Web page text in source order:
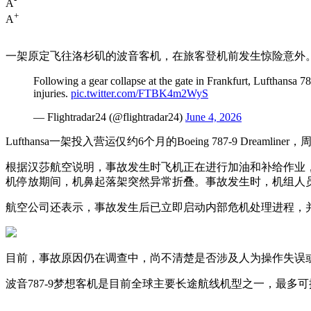
A
A+
一架原定飞往洛杉矶的波音客机，在旅客登机前发生惊险意外
Following a gear collapse at the gate in Frankfurt, Lufthansa
injuries. pic.twitter.com/FTBK4m2WyS
— Flightradar24 (@flightradar24) June 4, 2026
Lufthansa一架投入营运仅约6个月的Boeing 787-9 Dreamliner
根据汉莎航空说明，事故发生时飞机正在进行加油和补给作
机停放期间，机鼻起落架突然异常折叠。事故发生时，机组
航空公司还表示，事故发生后已立即启动内部危机处理进程
目前，事故原因仍在调查中，尚不清楚是否涉及人为操作失误
波音787-9梦想客机是目前全球主要长途航线机型之一，最多